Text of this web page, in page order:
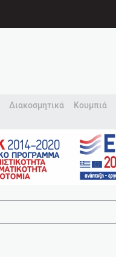
Διακοσμητικά Κουμπιά